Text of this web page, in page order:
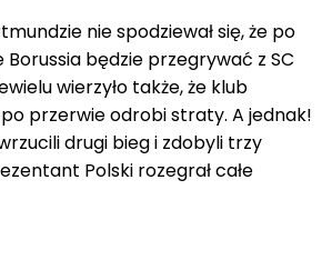
nie spodziewał się, że po
Borussia będzie przegrywać z SC
wierzyło także, że klub
po przerwie odrobi straty. A jednak!
drugi bieg i zdobyli trzy
Polski rozegrał całe